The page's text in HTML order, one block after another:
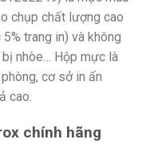
chụp chất lượng cao
trang in) và không
nhòe… Hộp mực là
cơ sở in ấn
cao.
chính hãng